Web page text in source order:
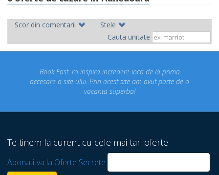
Scor din comentarii
Stele
Cauta unitate
.ro inspira incredere inca de la prima
a site-ului. Prin acest site am avut parte de o
Concediul
un
Te tinem la curent cu cele mai tari oferte
Abonati-va la Oferte Secrete